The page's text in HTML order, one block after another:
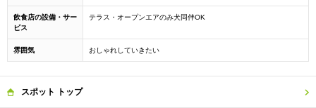
飲食店の設備・サー
ビス
テラス・オープンエアのみ犬同伴OK
雰囲気 おしゃれしていきたい
スポット トップ